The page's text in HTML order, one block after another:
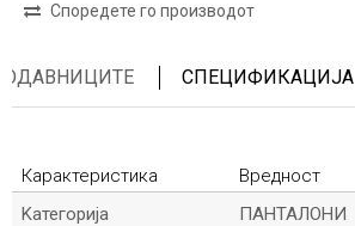
Споредете го производот
СПЕЦИФИКАЦИЈА
Карактеристика
Вредност
Kатегорија
ПАНТАЛОНИ